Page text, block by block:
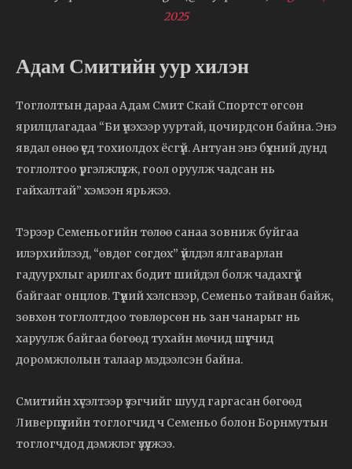
2025
Адам Смитийн уур хилэн
Тоглолтын дараа Адам Смит Скай Спортст өгсөн
ярилцлагадаа “Би үнэхээр ууртай, цочирдсон байна. Энэ
явдал өнөө үед тохиолдох ёсгүй. Антуан энэ бүхний дунд
тоглолтоо үргэлжлүүлж, гоол оруулж чадсан нь
гайхалтай” хэмээн ярьжээ.
Тэрээр Семеньогийн төлөө санаа зовниж буйгаа
илэрхийлээд, “өвдөг сөгдөх” үйлдэл ялгаварлан
гадуурхлыг арилгах бодит шийдэл болж чадахгүй
байгааг онцлов. Түүний хэлснээр, Семеньо тайван байж,
зөвхөн тоглолтдоо төвлөрсөн нь зан чанарыг нь
харуулж байгаа бөгөөд тухайн мөчид шүүгчид
доромжлолын талаар мэдээлсэн байна.
Смитийн хүсэлтээр үзэгчийг шууд гаргасан бөгөөд
Ливерпүүлийн тоглогчид ч Семеньо болон Борнмутын
тоглогчдод дэмжлэг үзүүлжээ.